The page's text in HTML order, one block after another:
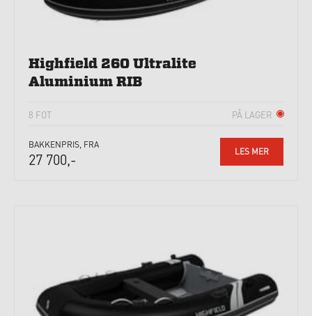
Highfield 260 Ultralite
Aluminium RIB
8 FOT PÅ LAGER
BAKKENPRIS, FRA
27 700,- LES MER